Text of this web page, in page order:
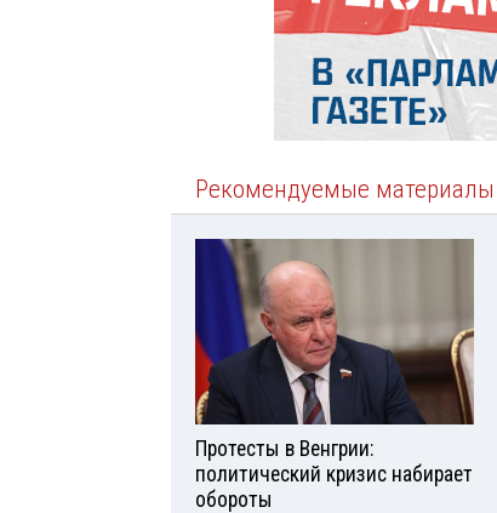
Рекомендуемые материалы
Протесты в Венгрии:
политический кризис набирает
обороты